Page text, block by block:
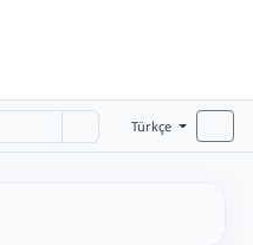
Türkçe